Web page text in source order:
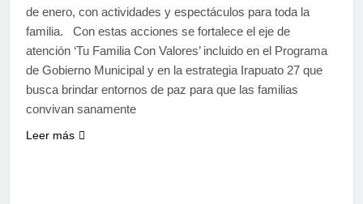
de enero, con actividades y espectáculos para toda la
familia. Con estas acciones se fortalece el eje de
atención ‘Tu Familia Con Valores’ incluido en el Programa
de Gobierno Municipal y en la estrategia Irapuato 27 que
busca brindar entornos de paz para que las familias
convivan sanamente
Leer más